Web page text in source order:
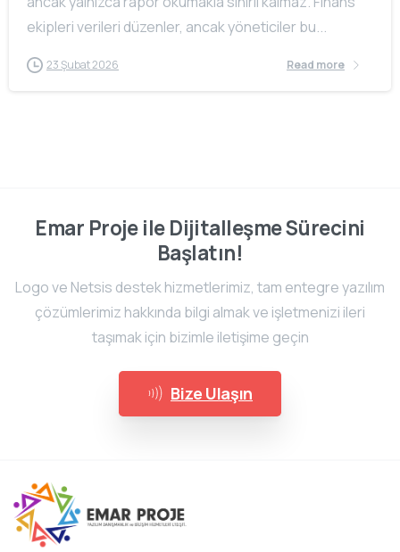
ekipleri verileri düzenler, ancak yöneticiler bu...
23 Şubat 2026 Read more
Emar Proje ile Dijitalleşme Sürecini
Başlatın!
Logo ve Netsis destek hizmetlerimiz, tam entegre yazılım
çözümlerimiz hakkında bilgi almak ve işletmenizi ileri
taşımak için bizimle iletişime geçin
Bize Ulaşın